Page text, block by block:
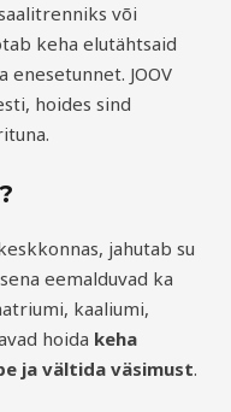
või
keha elutähtsaid
JOOV
hoides sind
jahutab su
eemalduvad ka
kaaliumi,
hoida keha
ja vältida väsimust.